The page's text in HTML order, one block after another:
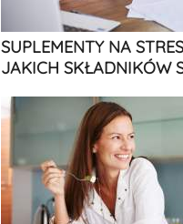
SUPLEMENTY NA
JAKICH SKŁADNIKÓW